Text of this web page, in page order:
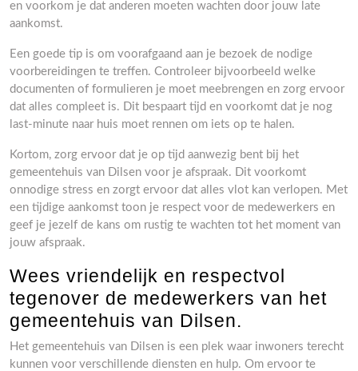
en voorkom je dat anderen moeten wachten door jouw late
aankomst.
Een goede tip is om voorafgaand aan je bezoek de nodige
voorbereidingen te treffen. Controleer bijvoorbeeld welke
documenten of formulieren je moet meebrengen en zorg ervoor
dat alles compleet is. Dit bespaart tijd en voorkomt dat je nog
last-minute naar huis moet rennen om iets op te halen.
Kortom, zorg ervoor dat je op tijd aanwezig bent bij het
gemeentehuis van Dilsen voor je afspraak. Dit voorkomt
onnodige stress en zorgt ervoor dat alles vlot kan verlopen. Met
een tijdige aankomst toon je respect voor de medewerkers en
geef je jezelf de kans om rustig te wachten tot het moment van
jouw afspraak.
Wees vriendelijk en respectvol
tegenover de medewerkers van het
gemeentehuis van Dilsen.
Het gemeentehuis van Dilsen is een plek waar inwoners terecht
kunnen voor verschillende diensten en hulp. Om ervoor te